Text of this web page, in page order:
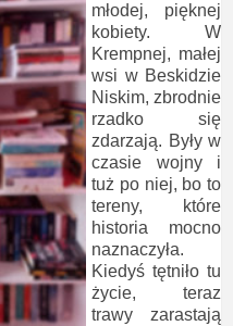
młodej, pięknej
kobiety. W
Krempnej, małej
wsi w Beskidzie
Niskim, zbrodnie
rzadko się
zdarzają. Były w
czasie wojny i
tuż po niej, bo to
tereny, które
historia mocno
naznaczyła.
Kiedyś tętniło tu
życie, teraz
trawy zarastają